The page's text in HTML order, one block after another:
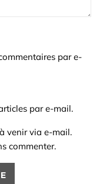
par e-
par e-mail.
venir via e-mail.
commenter.